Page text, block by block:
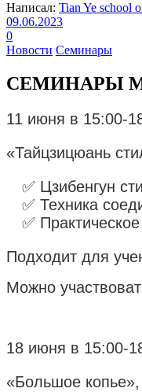
Написал: Tian Ye school
09.06.2023
0
Новости Семинары
СЕМИНАРЫ
11 июня в 15:00-
«Тайцзицюань
✅ Цзибенгун
✅ Техника
✅
Подходит для
Можно
18 июня в 15:00-
«Большое копье»,